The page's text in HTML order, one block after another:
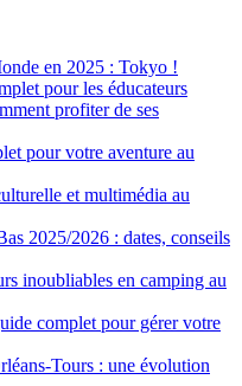
en 2025 : Tokyo !
pour les éducateurs
profiter de ses
pour votre aventure au
et multimédia au
2025/2026 : dates, conseils
inoubliables en camping au
complet pour gérer votre
Tours : une évolution